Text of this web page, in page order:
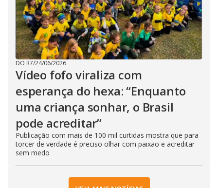
DO R7/24/06/2026
Vídeo fofo viraliza com
esperança do hexa: “Enquanto
uma criança sonhar, o Brasil
pode acreditar”
Publicação com mais de 100 mil curtidas mostra que para
torcer de verdade é preciso olhar com paixão e acreditar
sem medo